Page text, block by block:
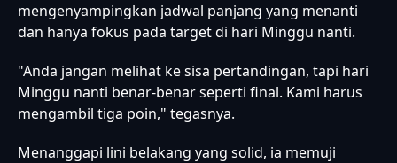
mengenyampingkan jadwal panjang yang menanti
dan hanya fokus pada target di hari Minggu nanti.
"Anda jangan melihat ke sisa pertandingan, tapi hari
Minggu nanti benar-benar seperti final. Kami harus
mengambil tiga poin," tegasnya.
Menanggapi lini belakang yang solid, ia memuji